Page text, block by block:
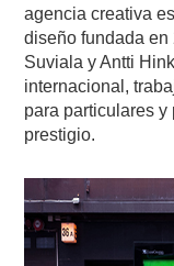
agencia creativa
diseño fundada en
Suviala y Antti
internacional,
para particulares
prestigio.